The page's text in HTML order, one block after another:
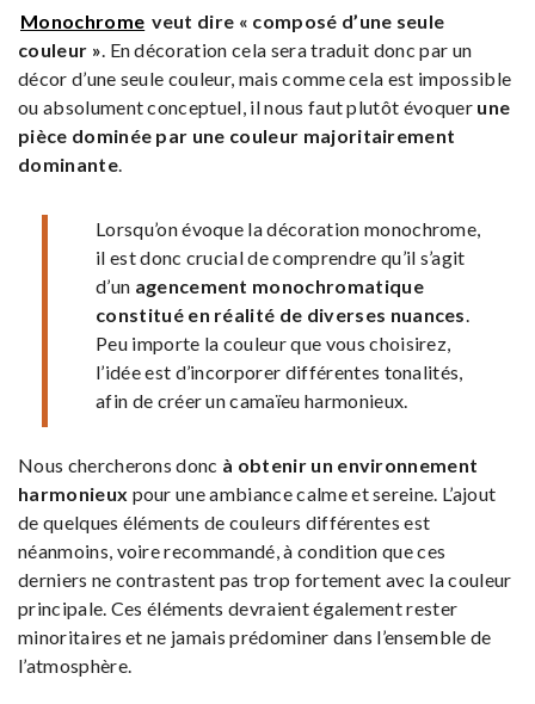
Monochrome veut dire « composé d’une seule
couleur ». En décoration cela sera traduit donc par un
décor d’une seule couleur, mais comme cela est impossible
ou absolument conceptuel, il nous faut plutôt évoquer une
pièce dominée par une couleur majoritairement
dominante.
Lorsqu’on évoque la décoration monochrome,
il est donc crucial de comprendre qu’il s’agit
d’un agencement monochromatique
constitué en réalité de diverses nuances.
Peu importe la couleur que vous choisirez,
l’idée est d’incorporer différentes tonalités,
afin de créer un camaïeu harmonieux.
Nous chercherons donc à obtenir un environnement
harmonieux pour une ambiance calme et sereine. L’ajout
de quelques éléments de couleurs différentes est
néanmoins, voire recommandé, à condition que ces
derniers ne contrastent pas trop fortement avec la couleur
principale. Ces éléments devraient également rester
minoritaires et ne jamais prédominer dans l’ensemble de
l’atmosphère.